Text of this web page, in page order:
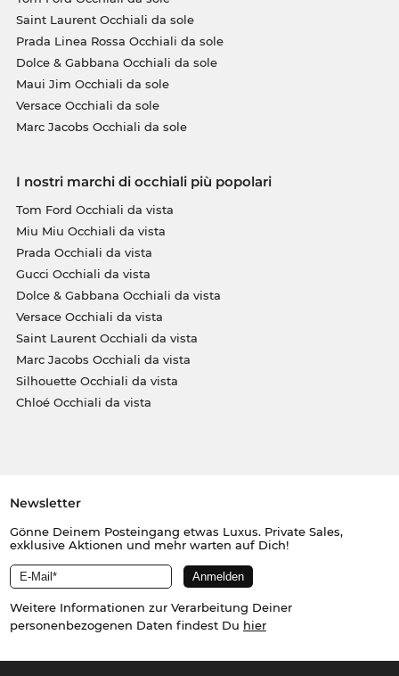
Saint Laurent Occhiali da sole
Prada Linea Rossa Occhiali da sole
Dolce & Gabbana Occhiali da sole
Maui Jim Occhiali da sole
Versace Occhiali da sole
Marc Jacobs Occhiali da sole
I nostri marchi di occhiali più popolari
Tom Ford Occhiali da vista
Miu Miu Occhiali da vista
Prada Occhiali da vista
Gucci Occhiali da vista
Dolce & Gabbana Occhiali da vista
Versace Occhiali da vista
Saint Laurent Occhiali da vista
Marc Jacobs Occhiali da vista
Silhouette Occhiali da vista
Chloé Occhiali da vista
Newsletter
Gönne Deinem Posteingang etwas Luxus. Private Sales,
exklusive Aktionen und mehr warten auf Dich!
Weitere Informationen zur Verarbeitung Deiner
personenbezogenen Daten findest Du hier